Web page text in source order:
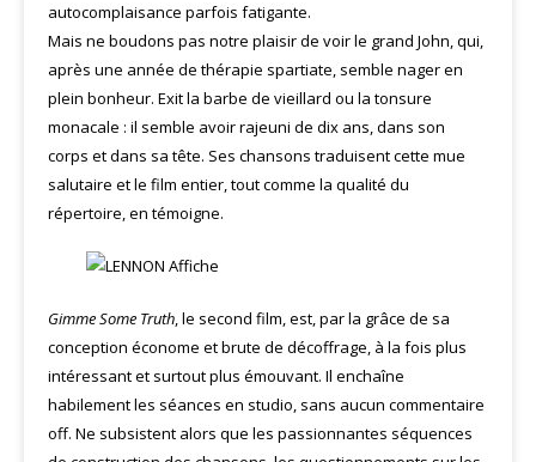
autocomplaisance parfois fatigante.
Mais ne boudons pas notre plaisir de voir le grand John, qui,
après une année de thérapie spartiate, semble nager en
plein bonheur. Exit la barbe de vieillard ou la tonsure
monacale : il semble avoir rajeuni de dix ans, dans son
corps et dans sa tête. Ses chansons traduisent cette mue
salutaire et le film entier, tout comme la qualité du
répertoire, en témoigne.
Gimme Some Truth, le second film, est, par la grâce de sa
conception économe et brute de décoffrage, à la fois plus
intéressant et surtout plus émouvant. Il enchaîne
habilement les séances en studio, sans aucun commentaire
off. Ne subsistent alors que les passionnantes séquences